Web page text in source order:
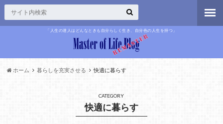
「人生の達人はどんなときも自分らしく生き、自分色の人生を持つ」
ホーム 暮らしを充実させる 快適に暮らす
CATEGORY
快適に暮らす